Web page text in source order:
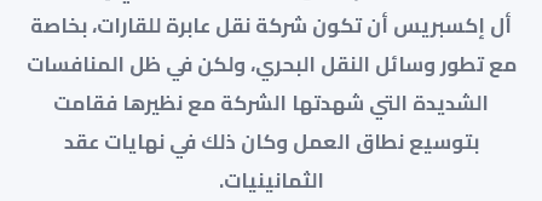
أل إكسبريس أن تكون شركة نقل عابرة للقارات، بخاصة
مع تطور وسائل النقل البحري، ولكن في ظل المنافسات
الشديدة التي شهدتها الشركة مع نظيرها فقامت
بتوسيع نطاق العمل وكان ذلك في نهايات عقد
الثمانينيات.